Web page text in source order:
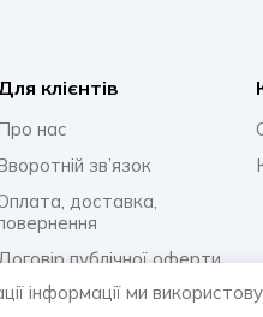
клієнтів
нас
зв’язок
доставка,
публічної оферти
конфіденційності
інформації ми